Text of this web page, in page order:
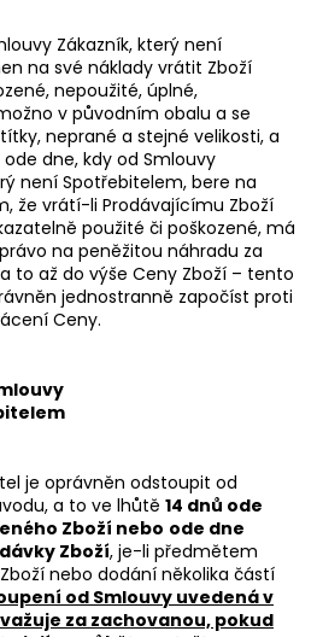
Zákazník, který není
na své náklady vrátit Zboží
nepoužité, úplné,
v původním obalu a se
neprané a stejné velikosti, a
dne, kdy od Smlouvy
není Spotřebitelem, bere na
že vrátí-li Prodávajícímu Zboží
použité či poškozené, má
na peněžitou náhradu za
to až do výše Ceny Zboží – tento
jednostranně započíst proti
Ceny.
je oprávněn odstoupit od
a to ve lhůtě 14 dnů ode
Zboží nebo ode dne
Zboží, je-li předmětem
nebo dodání několika částí
od Smlouvy uvedená v
za zachovanou, pokud